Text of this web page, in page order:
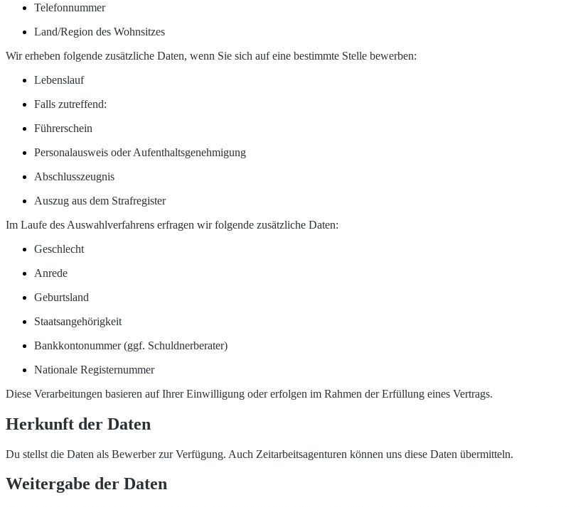
Telefonnummer
Land/Region des Wohnsitzes
Wir erheben folgende zusätzliche Daten, wenn Sie sich auf eine bestimmte Stelle bewerben:
Lebenslauf
Falls zutreffend:
Führerschein
Personalausweis oder Aufenthaltsgenehmigung
Abschlusszeugnis
Auszug aus dem Strafregister
Im Laufe des Auswahlverfahrens erfragen wir folgende zusätzliche Daten:
Geschlecht
Anrede
Geburtsland
Staatsangehörigkeit
Bankkontonummer (ggf. Schuldnerberater)
Nationale Registernummer
Diese Verarbeitungen basieren auf Ihrer Einwilligung oder erfolgen im Rahmen der Erfüllung eines Vertrags.
Herkunft der Daten
Du stellst die Daten als Bewerber zur Verfügung. Auch Zeitarbeitsagenturen können uns diese Daten übermitteln.
Weitergabe der Daten